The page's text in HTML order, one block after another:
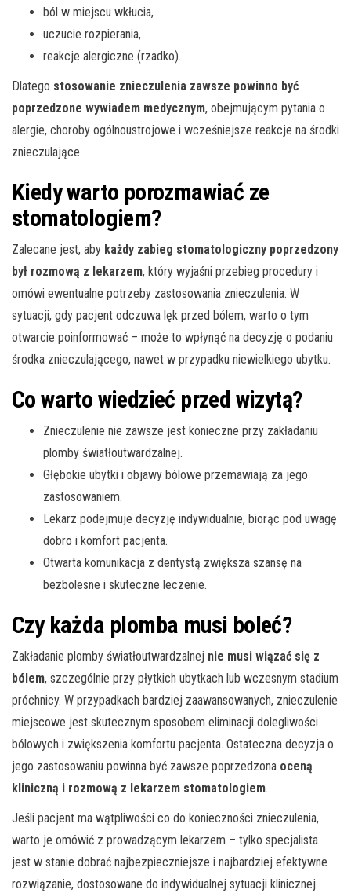
ból w miejscu wkłucia,
uczucie rozpierania,
reakcje alergiczne (rzadko).
Dlatego stosowanie znieczulenia zawsze powinno być
poprzedzone wywiadem medycznym, obejmującym pytania o
alergie, choroby ogólnoustrojowe i wcześniejsze reakcje na środki
znieczulające.
Kiedy warto porozmawiać ze
stomatologiem?
Zalecane jest, aby każdy zabieg stomatologiczny poprzedzony
był rozmową z lekarzem, który wyjaśni przebieg procedury i
omówi ewentualne potrzeby zastosowania znieczulenia. W
sytuacji, gdy pacjent odczuwa lęk przed bólem, warto o tym
otwarcie poinformować – może to wpłynąć na decyzję o podaniu
środka znieczulającego, nawet w przypadku niewielkiego ubytku.
Co warto wiedzieć przed wizytą?
Znieczulenie nie zawsze jest konieczne przy zakładaniu
plomby światłoutwardzalnej.
Głębokie ubytki i objawy bólowe przemawiają za jego
zastosowaniem.
Lekarz podejmuje decyzję indywidualnie, biorąc pod uwagę
dobro i komfort pacjenta.
Otwarta komunikacja z dentystą zwiększa szansę na
bezbolesne i skuteczne leczenie.
Czy każda plomba musi boleć?
Zakładanie plomby światłoutwardzalnej nie musi wiązać się z
bólem, szczególnie przy płytkich ubytkach lub wczesnym stadium
próchnicy. W przypadkach bardziej zaawansowanych, znieczulenie
miejscowe jest skutecznym sposobem eliminacji dolegliwości
bólowych i zwiększenia komfortu pacjenta. Ostateczna decyzja o
jego zastosowaniu powinna być zawsze poprzedzona oceną
kliniczną i rozmową z lekarzem stomatologiem.
Jeśli pacjent ma wątpliwości co do konieczności znieczulenia,
warto je omówić z prowadzącym lekarzem – tylko specjalista
jest w stanie dobrać najbezpieczniejsze i najbardziej efektywne
rozwiązanie, dostosowane do indywidualnej sytuacji klinicznej.